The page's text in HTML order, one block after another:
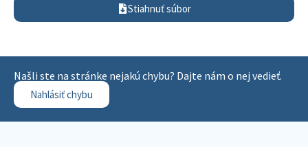
Stiahnuť súbor
Našli ste na stránke nejakú chybu? Dajte nám o nej vedieť.
Nahlásiť chybu